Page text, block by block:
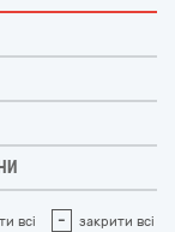
всі - закрити всі